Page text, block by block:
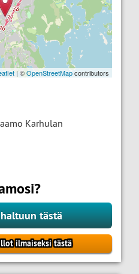
| ©OpenStreetMapcontributors
Karhulan
tästä
ilmaiseksi tästä